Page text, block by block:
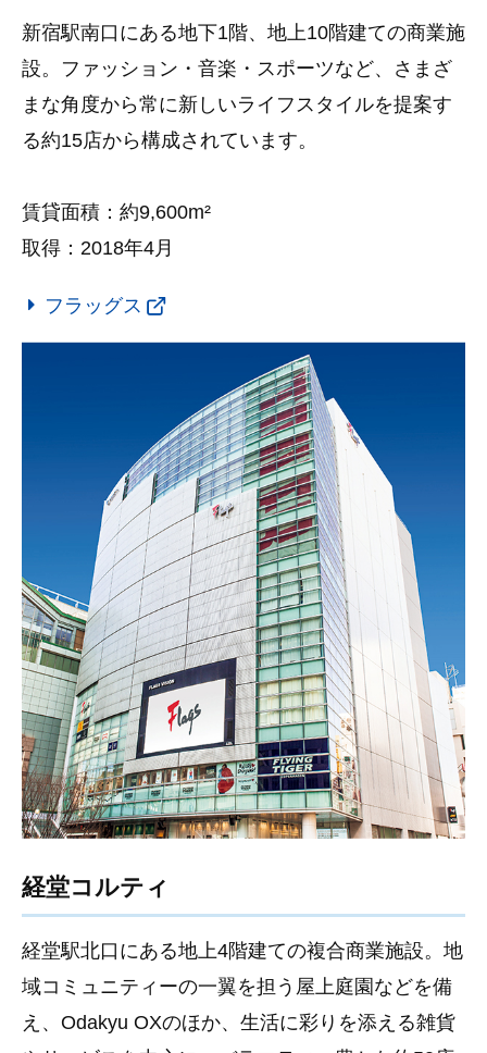
新宿駅南口にある地下1階、地上10階建ての商業施
設。ファッション・音楽・スポーツなど、さまざ
まな角度から常に新しいライフスタイルを提案す
る約15店から構成されています。
賃貸面積：約9,600m²
取得：2018年4月
フラッグス
経堂コルティ
経堂駅北口にある地上4階建ての複合商業施設。地
域コミュニティーの一翼を担う屋上庭園などを備
え、Odakyu OXのほか、生活に彩りを添える雑貨